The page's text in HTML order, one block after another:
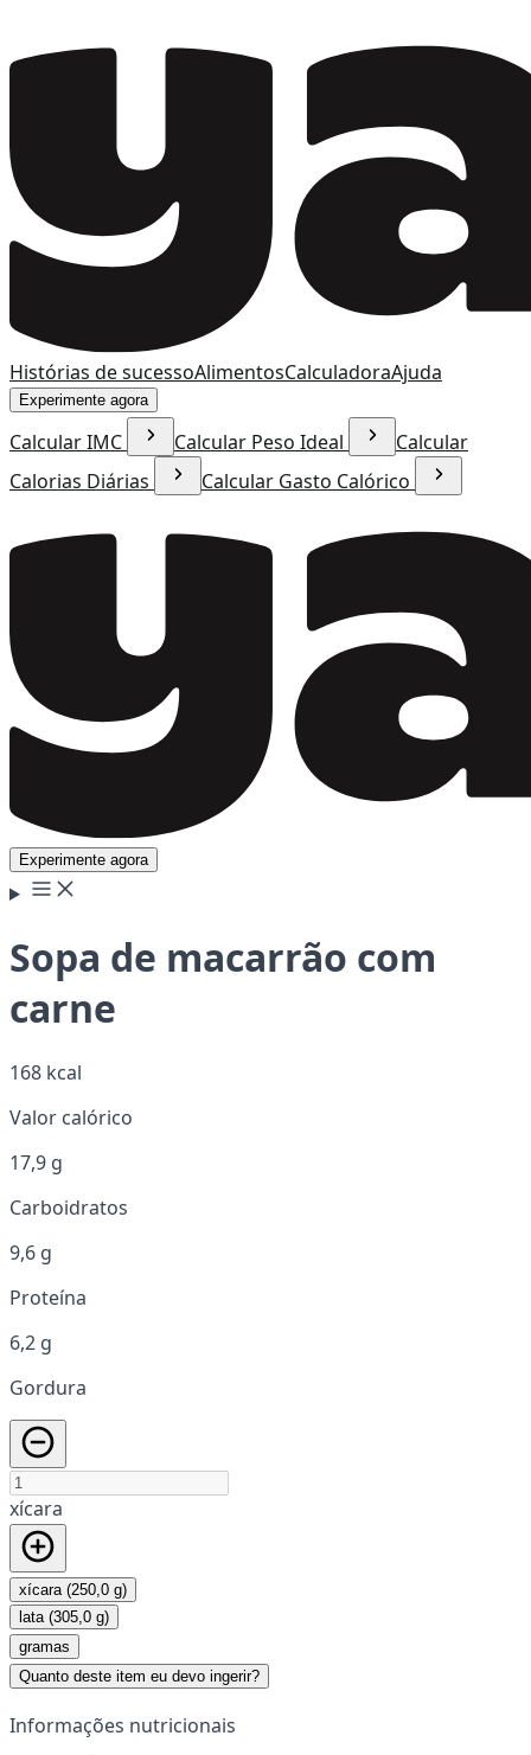
Histórias de sucessoAlimentosCalculadoraAjuda
Experimente agora
Calcular IMC Calcular Peso Ideal
Calcular
Calorias Diárias
Calcular Gasto Calórico
Experimente agora
Sopa de macarrão com
carne
168 kcal
Valor calórico
17,9 g
Carboidratos
9,6 g
Proteína
6,2 g
Gordura
xícara
xícara (250,0 g)
lata (305,0 g)
gramas
Quanto deste item eu devo ingerir?
Informações nutricionais